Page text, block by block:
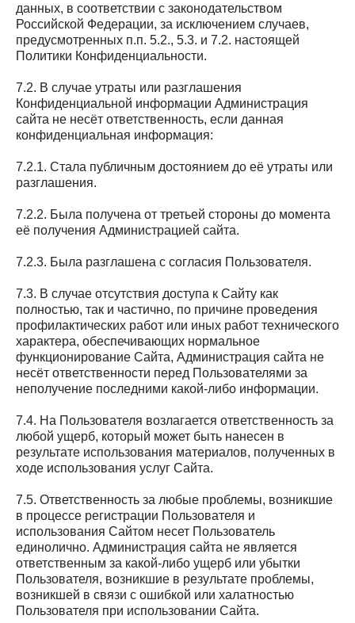
данных, в соответствии с законодательством
Российской Федерации, за исключением случаев,
предусмотренных п.п. 5.2., 5.3. и 7.2. настоящей
Политики Конфиденциальности.
7.2. В случае утраты или разглашения
Конфиденциальной информации Администрация
сайта не несёт ответственность, если данная
конфиденциальная информация:
7.2.1. Стала публичным достоянием до её утраты или
разглашения.
7.2.2. Была получена от третьей стороны до момента
её получения Администрацией сайта.
7.2.3. Была разглашена с согласия Пользователя.
7.3. В случае отсутствия доступа к Сайту как
полностью, так и частично, по причине проведения
профилактических работ или иных работ технического
характера, обеспечивающих нормальное
функционирование Сайта, Администрация сайта не
несёт ответственности перед Пользователями за
неполучение последними какой-либо информации.
7.4. На Пользователя возлагается ответственность за
любой ущерб, который может быть нанесен в
результате использования материалов, полученных в
ходе использования услуг Сайта.
7.5. Ответственность за любые проблемы, возникшие
в процессе регистрации Пользователя и
использования Сайтом несет Пользователь
единолично. Администрация сайта не является
ответственным за какой-либо ущерб или убытки
Пользователя, возникшие в результате проблемы,
возникшей в связи с ошибкой или халатностью
Пользователя при использовании Сайта.